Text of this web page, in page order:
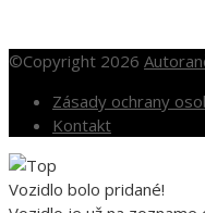
©Copyright 2026
Zásady ochrany
Kontakt
Vozidlo bolo pridané!